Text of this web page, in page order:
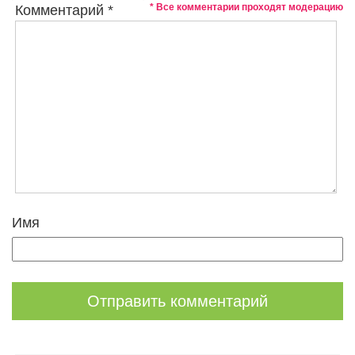
* Все комментарии проходят модерацию
Комментарий*
Имя